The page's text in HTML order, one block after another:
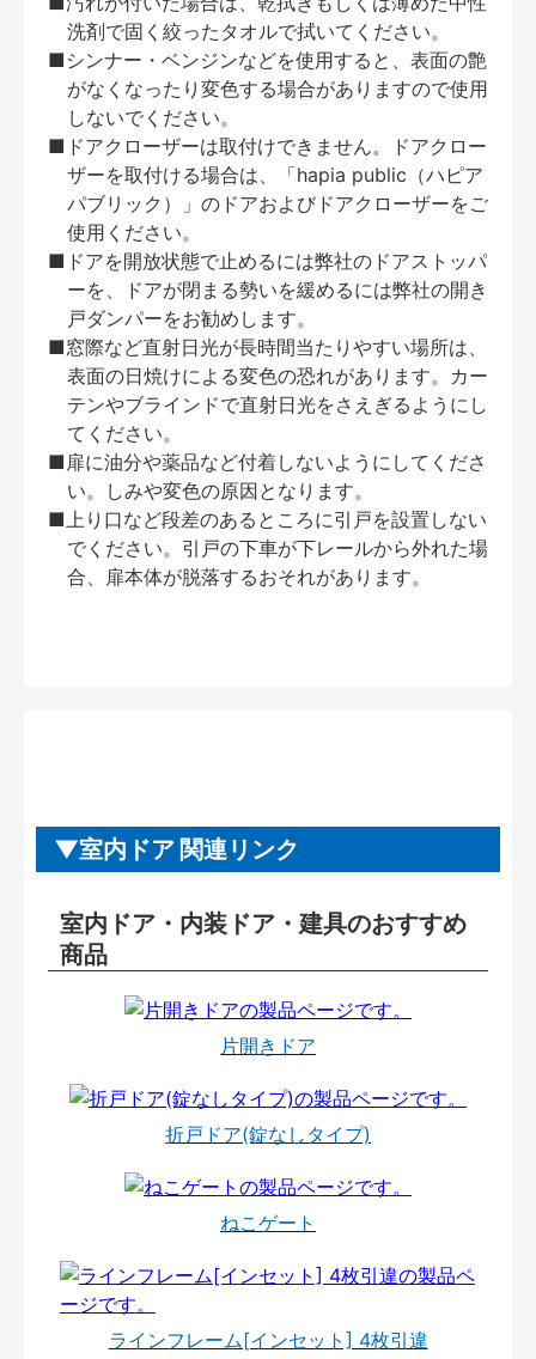
洗剤で固く絞ったタオルで拭いてください。
■シンナー・ベンジンなどを使用すると、表面の艶
がなくなったり変色する場合がありますので使用
しないでください。
■ドアクローザーは取付けできません。ドアクロー
ザーを取付ける場合は、「hapia public（ハピア
パブリック）」のドアおよびドアクローザーをご
使用ください。
■ドアを開放状態で止めるには弊社のドアストッパ
ーを、ドアが閉まる勢いを緩めるには弊社の開き
戸ダンパーをお勧めします。
■窓際など直射日光が長時間当たりやすい場所は、
表面の日焼けによる変色の恐れがあります。カー
テンやブラインドで直射日光をさえぎるようにし
てください。
■扉に油分や薬品など付着しないようにしてくださ
い。しみや変色の原因となります。
■上り口など段差のあるところに引戸を設置しない
でください。引戸の下車が下レールから外れた場
合、扉本体が脱落するおそれがあります。
室内ドア 関連リンク
室内ドア・内装ドア・建具のおすすめ
商品
片開きドア
折戸ドア(錠なしタイプ)
ねこゲート
ラインフレーム[インセット] 4枚引違